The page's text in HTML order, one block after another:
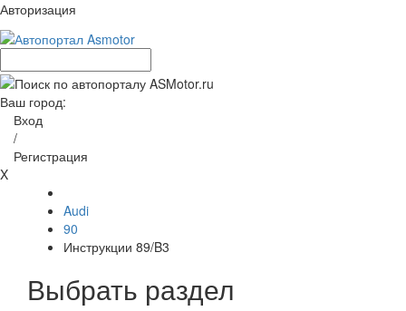
Авторизация
Ваш город:
Вход
/
Регистрация
X
Audi
90
Инструкции 89/B3
Выбрать раздел